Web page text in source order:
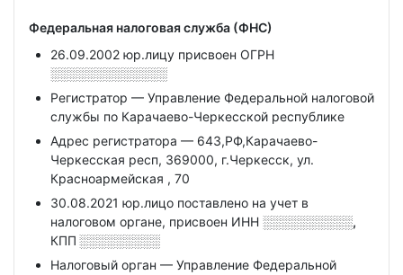
Федеральная налоговая служба (ФНС)
26.09.2002 юр.лицу присвоен ОГРН
░░░░░░░░░░░░░
Регистратор — Управление Федеральной налоговой
службы по Карачаево-Черкесской республике
Адрес регистратора — 643,РФ,Карачаево-
Черкесская респ, 369000, г.Черкесск, ул.
Красноармейская , 70
30.08.2021 юр.лицо поставлено на учет в
налоговом органе, присвоен ИНН ░░░░░░░░░░,
КПП ░░░░░░░░░
Налоговый орган — Управление Федеральной